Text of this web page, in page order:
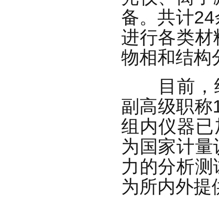
备。共计24
进行各类
物相和结构
目前
副高级职称
组内仪器已
为国家计
力的分析
为所内外提